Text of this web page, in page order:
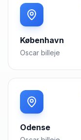
København
Oscar billeje
Odense